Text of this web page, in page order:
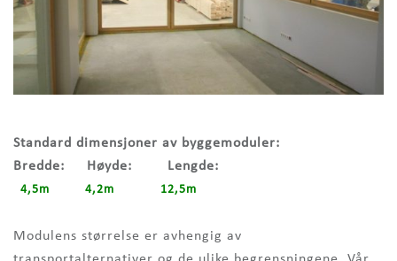
Standard dimensjoner av byggemoduler:
Bredde: Høyde: Lengde:
4,5m 4,2m 12,5m
Modulens størrelse er avhengig av